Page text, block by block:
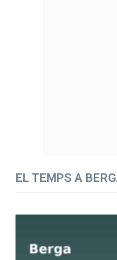
EL TEMPS A